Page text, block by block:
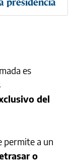
es
del
permite a un
o